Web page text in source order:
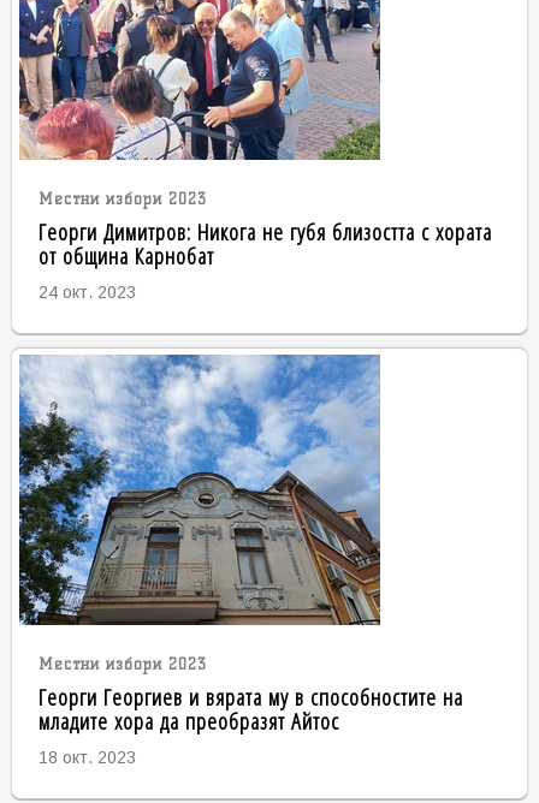
Местни избори 2023
Георги Димитров: Никога не губя близостта с хората
от община Карнобат
24 окт. 2023
Местни избори 2023
Георги Георгиев и вярата му в способностите на
младите хора да преобразят Айтос
18 окт. 2023